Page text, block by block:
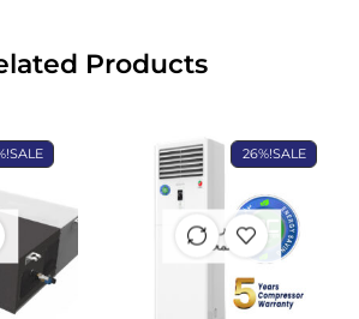
Products
SALE!
26%
غير متوفر
في المخزون
SALE!